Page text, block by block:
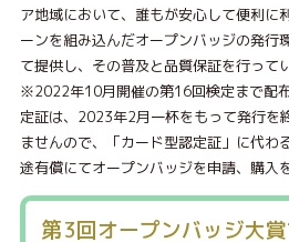
ア地域において、誰もが安心して便利に
ーンを組み込んだオープンバッジの発行
て提供し、その普及と品質保証を行って
※2022年10月開催の第16回検定まで配
定証は、2023年2月一杯をもって発行を
ませんので、「カード型認定証」に代わ
途有償にてオープンバッジを申請、購入
第3回オープンバッジ大